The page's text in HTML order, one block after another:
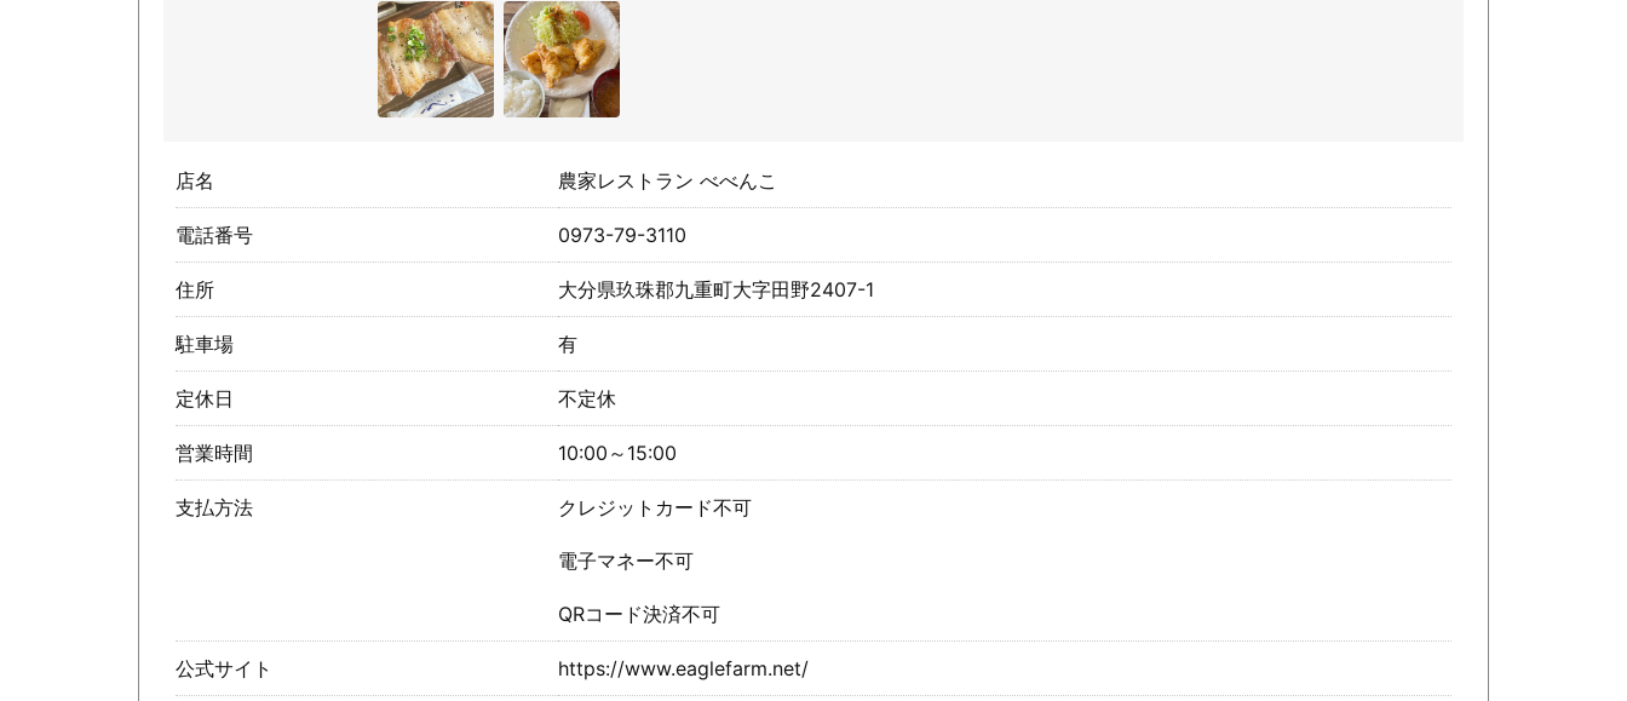
店名 農家レストラン べべんこ
電話番号 0973-79-3110
住所 大分県玖珠郡九重町大字田野2407-1
駐車場 有
定休日 不定休
営業時間 10:00～15:00
支払方法 クレジットカード不可
電子マネー不可
QRコード決済不可
公式サイト https://www.eaglefarm.net/